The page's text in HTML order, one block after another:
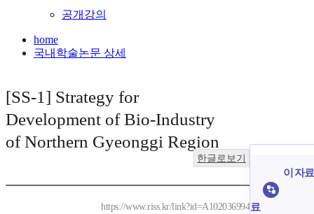
공개강의
home
국내학술논문 상세
[SS-1] Strategy for
Development of Bio-Industry
of Northern Gyeonggi Region
한글로보기
https://www.riss.kr/link?id=A102036994
이 자
료